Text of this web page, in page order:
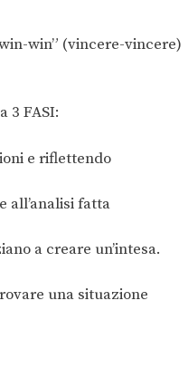
win” (vincere-vincere)
3 FASI:
e riflettendo
all’analisi fatta
a creare un’intesa.
una situazione